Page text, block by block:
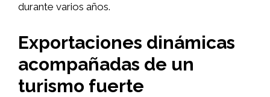
durante varios años.
Exportaciones dinámicas
acompañadas de un
turismo fuerte